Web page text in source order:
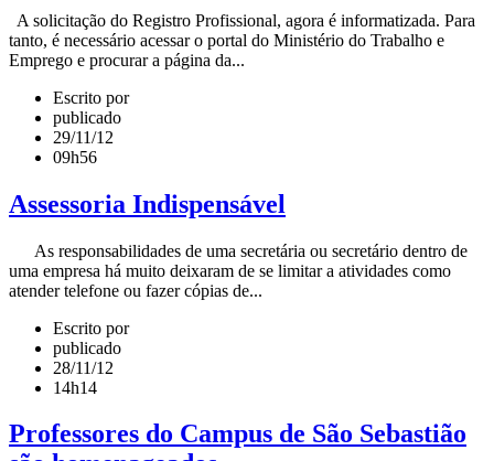
A solicitação do Registro Profissional, agora é informatizada. Para
tanto, é necessário acessar o portal do Ministério do Trabalho e
Emprego e procurar a página da...
Escrito por
publicado
29/11/12
09h56
Assessoria Indispensável
As responsabilidades de uma secretária ou secretário dentro de
uma empresa há muito deixaram de se limitar a atividades como
atender telefone ou fazer cópias de...
Escrito por
publicado
28/11/12
14h14
Professores do Campus de São Sebastião